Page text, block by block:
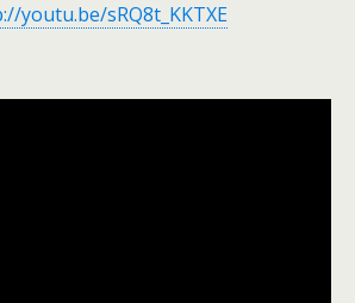
youtu.be/sRQ8t_KKTXE